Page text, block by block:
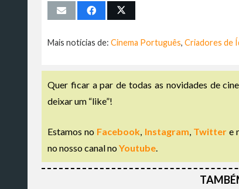
Mais notícias de: Cinema Português, Criadores de
Quer ficar a par de todas as novidades de
deixar um “like”!
Estamos no Facebook, Instagram, Twittere
no nosso canal noYoutube.